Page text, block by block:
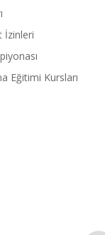
İzinleri
Eğitimi Kursları